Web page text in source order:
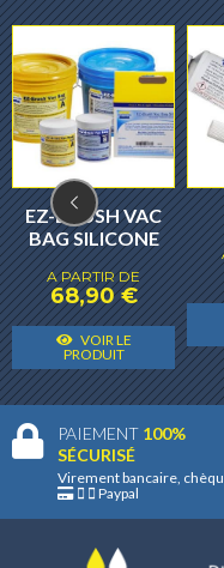
Ce
produit
a
variantes.
options
EZ-BRUSH VAC
BAG SILICONE
A PARTIR DE
68,90€
VOIR LE
PRODUIT
Ce
a
Les
PAIEMENT 100%
SÉCURISÉ
Virement bancaire,
Paypal